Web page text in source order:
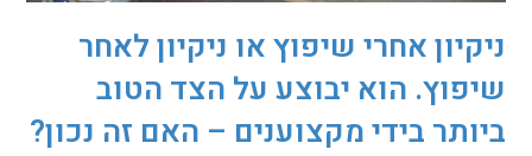
ניקיון אחרי שיפוץ או ניקיון לאחר
שיפוץ. הוא יבוצע על הצד הטוב
ביותר בידי מקצוענים – האם זה נכון?